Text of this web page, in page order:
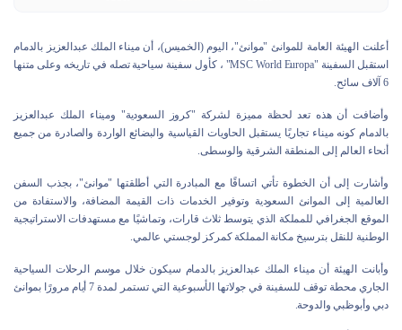
أعلنت الهيئة العامة للموانئ "موانئ"، اليوم (الخميس)، أن ميناء الملك عبدالعزيز بالدمام
استقبل السفينة "MSC World Europa" ، كأول سفينة سياحية تصله في تاريخه وعلى متنها
6 آلاف سائح.
وأضافت أن هذه تعد لحظة مميزة لشركة "كروز السعودية" وميناء الملك عبدالعزيز
بالدمام كونه ميناء تجاريًا يستقبل الحاويات القياسية والبضائع الواردة والصادرة من جميع
أنحاء العالم إلى المنطقة الشرقية والوسطى.
وأشارت إلى أن الخطوة تأتي اتساقًا مع المبادرة التي أطلقتها "موانئ"، بجذب السفن
العالمية إلى الموانئ السعودية وتوفير الخدمات ذات القيمة المضافة، والاستفادة من
الموقع الجغرافي للمملكة الذي يتوسط ثلاث قارات، وتماشيًا مع مستهدفات الاستراتيجية
الوطنية للنقل بترسيخ مكانة المملكة كمركز لوجستي عالمي.
وأبانت الهيئة أن ميناء الملك عبدالعزيز بالدمام سيكون خلال موسم الرحلات السياحية
الجاري محطة توقف للسفينة في جولاتها الأسبوعية التي تستمر لمدة 7 أيام مرورًا بموانئ
دبي وأبوظبي والدوحة.